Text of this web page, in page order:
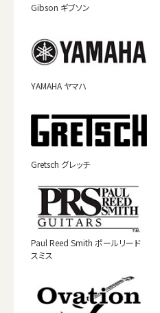
Gibson ギブソン
YAMAHA ヤマハ
Gretsch グレッチ
Paul Reed Smith ポールリード
スミス